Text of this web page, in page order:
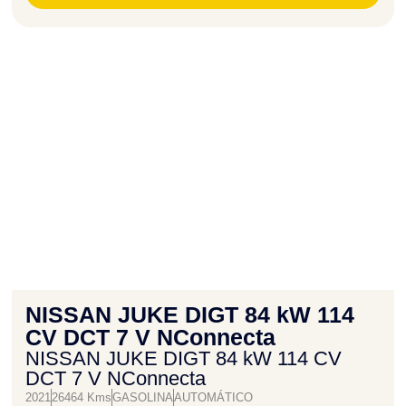
NISSAN JUKE DIGT 84 kW 114
CV DCT 7 V NConnecta
NISSAN JUKE DIGT 84 kW 114 CV
DCT 7 V NConnecta
202126464 KmsGASOLINAAUTOMÁTICO